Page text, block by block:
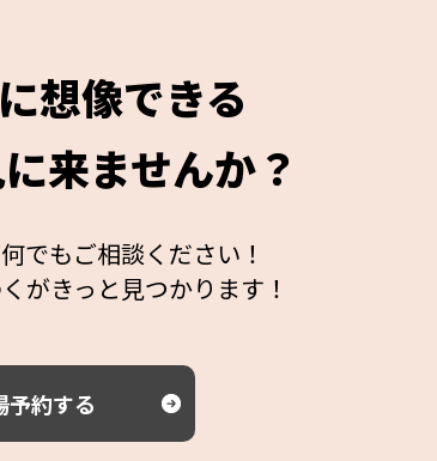
想像できる
来ませんか？
でもご相談ください！
がきっと見つかります！
予約する